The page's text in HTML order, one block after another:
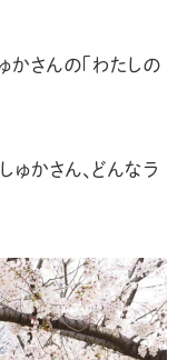
さんの「わたしの
かさん、どんなラ